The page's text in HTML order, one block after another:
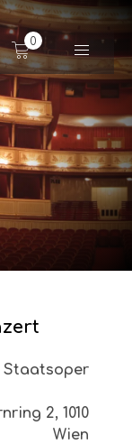
0
Staatsoper
2, 1010
Wien